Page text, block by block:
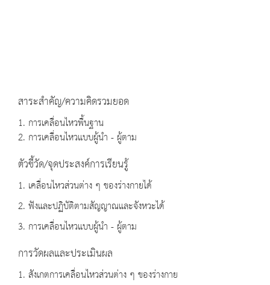
สาระสำคัญ/ความคิดรวมยอด
1. การเคลื่อนไหวพื้นฐาน
2. การเคลื่อนไหวแบบผู้นำ - ผู้ตาม
ตัวชี้วัด/จุดประสงค์การเรียนรู้
1. เคลื่อนไหวส่วนต่าง ๆ ของร่างกายได้
2. ฟังและปฏิบัติตามสัญญาณและจังหวะได้
3. การเคลื่อนไหวแบบผู้นำ - ผู้ตาม
การวัดผลและประเมินผล
1. สังเกตการเคลื่อนไหวส่วนต่าง ๆ ของร่างกาย